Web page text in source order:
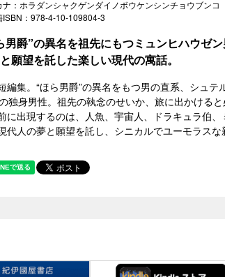
ナ：ホラダンシャクゲンダイノボウケンシンチョウブンコ
ISBN：978-4-10-109804-3
男爵”の異名を祖先にもつミュンヒハウゼ
願望を託した楽しい現代の寓話。
編集。“ほら男爵”の異名をもつ男の直系、シュ
独身男性。祖先の執念のせいか、旅に出かける
に出現するのは、人魚、宇宙人、ドラキュラ伯
代人の夢と願望を託し、シニカルでユーモラスな